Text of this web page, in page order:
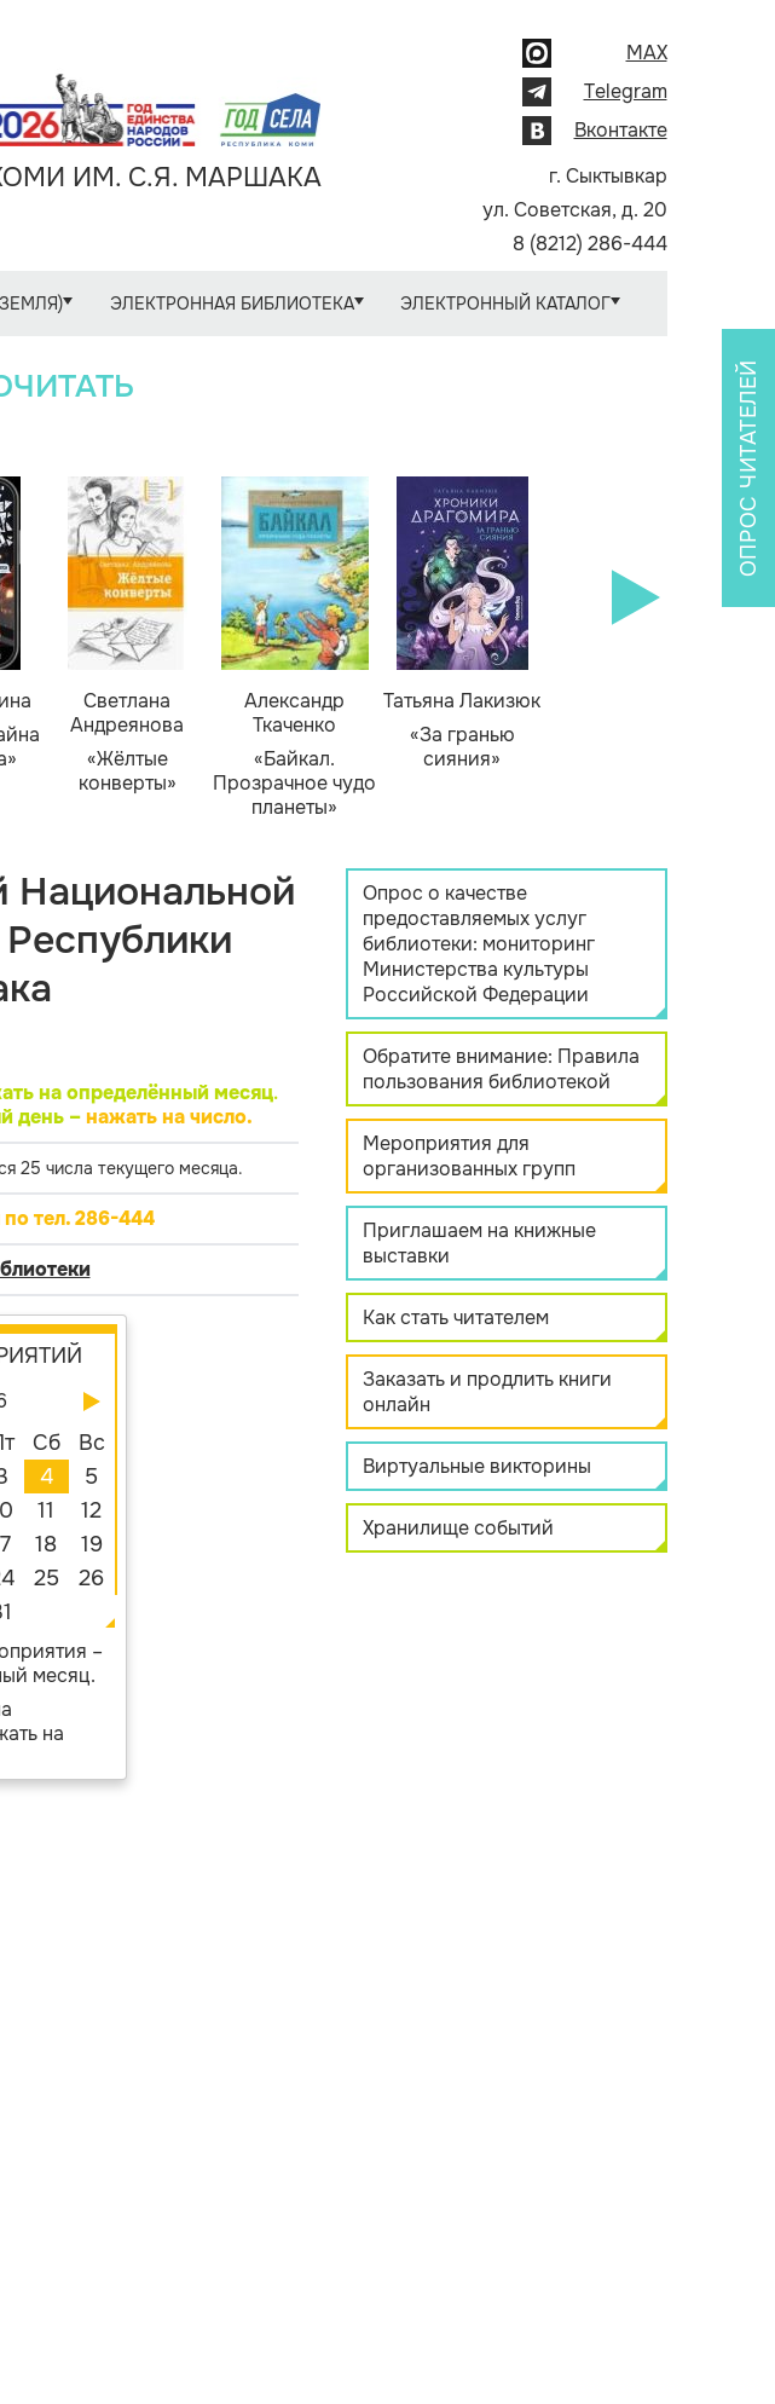
ИМ. С.Я. МАРШАКА
MAX
Telegram
Вконтакте
г. Сыктывкар
ул. Советская, д. 20
8 (8212) 286-444
ЭЛЕКТРОННАЯ БИБЛИОТЕКА ЭЛЕКТРОННЫЙ КАТАЛОГ
Светлана
Андреянова
«Жёлтые
конверты»
Александр
Ткаченко
«Байкал.
Прозрачное чудо
планеты»
Татьяна Лакизюк
«За гранью
сияния»
на определённый месяц.
день –нажать на число.
25 числа текущего месяца.
тел. 286-444
Сб
Вс
4
5
11
12
18
19
25
26
–
месяц.
на
ОПРОС ЧИТАТЕЛЕЙ
Опрос о качестве
предоставляемых услуг
библиотеки: мониторинг
Министерства культуры
Российской Федерации
Обратите внимание: Правила
пользования библиотекой
Мероприятия для
организованных групп
Приглашаем на книжные
выставки
Как стать читателем
Заказать и продлить книги
онлайн
Виртуальные викторины
Хранилище событий